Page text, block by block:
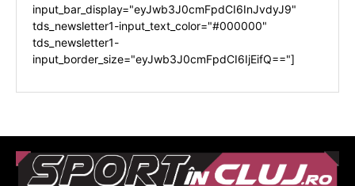
input_bar_display="eyJwb3J0cmFpdCI6InJvdyJ9"
tds_newsletter1-input_text_color="#000000"
tds_newsletter1-
input_border_size="eyJwb3J0cmFpdCI6IjEifQ=="]